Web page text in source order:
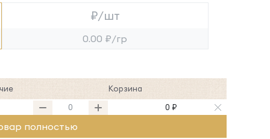
₽/шт
0.00 ₽/гр
Корзина
0 ₽
полностью